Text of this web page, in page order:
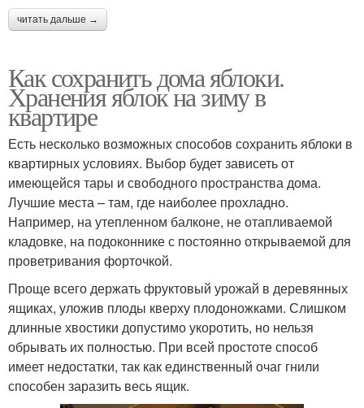
читать дальше →
Как сохранить дома яблоки.
Хранения яблок на зиму в
квартире
Есть несколько возможных способов сохранить яблоки в
квартирных условиях. Выбор будет зависеть от
имеющейся тары и свободного пространства дома.
Лучшие места – там, где наиболее прохладно.
Например, на утепленном балконе, не отапливаемой
кладовке, на подоконнике с постоянно открываемой для
проветривания форточкой.
Проще всего держать фруктовый урожай в деревянных
ящиках, уложив плоды кверху плодоножками. Слишком
длинные хвостики допустимо укоротить, но нельзя
обрывать их полностью. При всей простоте способ
имеет недостатки, так как единственный очаг гнили
способен заразить весь ящик.